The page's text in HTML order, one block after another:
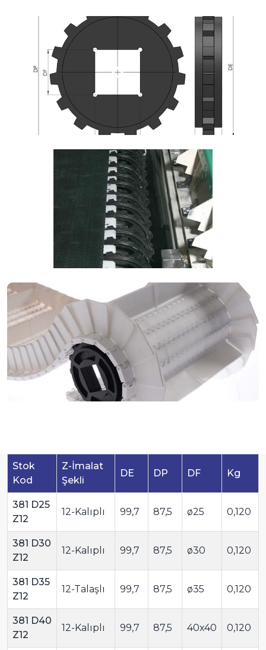
Stok
Kod
Z-İmalat
Şekli
DE DP DF Kg
381 D25
Z12
12-Kalıplı 99,7 87,5 ø25 0,120
381 D30
Z12
12-Kalıplı 99,7 87,5 ø30 0,120
381 D35
Z12
12-Talaşlı 99,7 87,5 ø35 0,120
381 D40
Z12
12-Kalıplı 99,7 87,5 40x40 0,120